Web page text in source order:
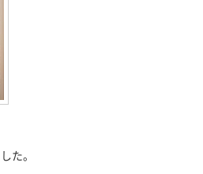
た。